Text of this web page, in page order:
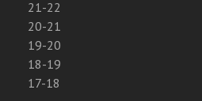
21-22
20-21
19-20
18-19
17-18